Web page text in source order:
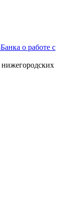
о работе с